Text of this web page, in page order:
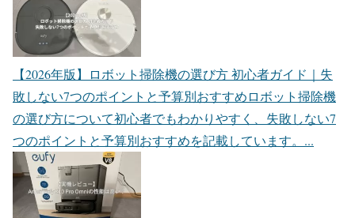
【2026年版】ロボット掃除機の選び方 初心者ガイド｜失
敗しない7つのポイントと予算別おすすめロボット掃除機
の選び方について初心者でもわかりやすく、失敗しない7
つのポイントと予算別おすすめを記載しています。...